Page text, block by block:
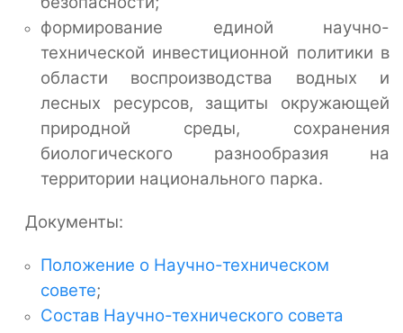
формирование единой научно-
технической инвестиционной политики в
области воспроизводства водных и
лесных ресурсов, защиты окружающей
природной среды, сохранения
биологического разнообразия на
территории национального парка.
Документы:
Положение о Научно-техническом
совете;
Состав Научно-технического совета